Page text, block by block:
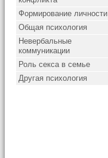
Формирование личности
Общая психология
Невербальные
коммуникации
Роль секса в семье
Другая психология